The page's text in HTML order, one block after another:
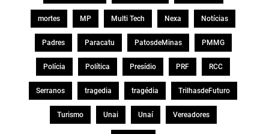
mortes MP Multi Tech Nexa Notícias
Padres Paracatu PatosdeMinas PMMG
Polícia Política Presídio PRF RCC
Serranos tragedia tragédia TrilhasdeFuturo
Turismo Unai Unaí Vereadores